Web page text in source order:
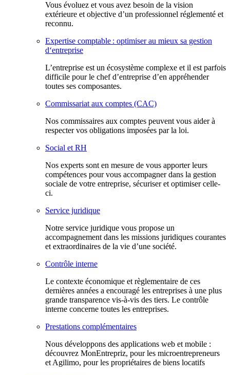
Vous évoluez et vous avez besoin de la vision
extérieure et objective d’un professionnel réglementé et
reconnu.
Expertise comptable : optimiser au mieux sa gestion
d‘entreprise
L’entreprise est un écosystème complexe et il est parfois
difficile pour le chef d’entreprise d’en appréhender
toutes ses composantes.
Commissariat aux comptes (CAC)
Nos commissaires aux comptes peuvent vous aider à
respecter vos obligations imposées par la loi.
Social et RH
Nos experts sont en mesure de vous apporter leurs
compétences pour vous accompagner dans la gestion
sociale de votre entreprise, sécuriser et optimiser celle-
ci.
Service juridique
Notre service juridique vous propose un
accompagnement dans les missions juridiques courantes
et extraordinaires de la vie d’une société.
Contrôle interne
Le contexte économique et règlementaire de ces
dernières années a encouragé les entreprises à une plus
grande transparence vis-à-vis des tiers. Le contrôle
interne concerne toutes les entreprises.
Prestations complémentaires
Nous développons des applications web et mobile :
découvrez MonEntrepriz, pour les microentrepreneurs
et Agilimo, pour les propriétaires de biens locatifs